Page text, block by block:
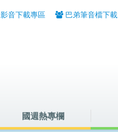
影音下載專區 巴弟筆音檔下載
國週熱專欄